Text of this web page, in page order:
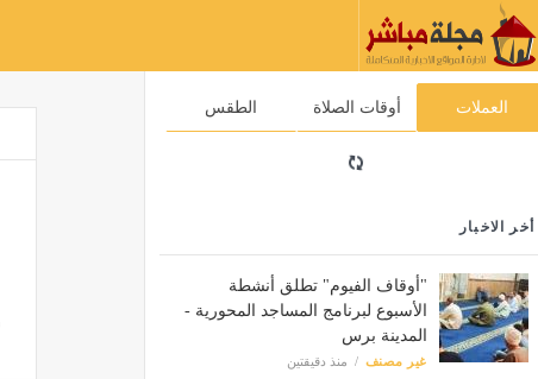
العملات أوقات الصلاة الطقس
أخر الاخبار
"أوقاف الفيوم" تطلق أنشطة
الأسبوع لبرنامج المساجد المحورية -
المدينة برس
غير مصنف منذ دقيقتين